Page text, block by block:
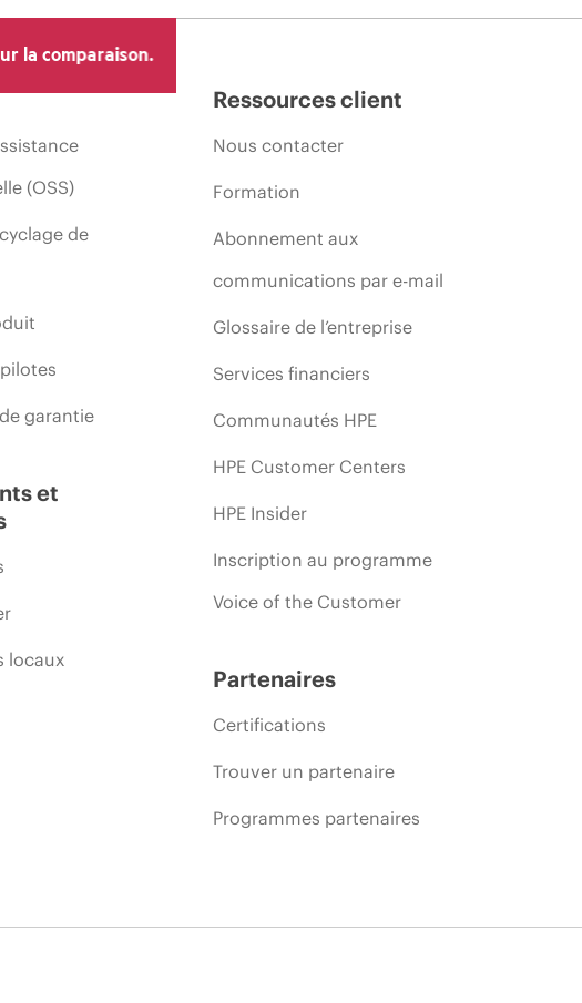
la comparaison.
(OSS)
de
garantie
et
locaux
Ressources client
Nous contacter
Formation
Abonnement aux
communications par e-mail
Glossaire de l’entreprise
Services financiers
Communautés HPE
HPE Customer Centers
HPE Insider
Inscription au programme
Voice of the Customer
Partenaires
Certifications
Trouver un partenaire
Programmes partenaires